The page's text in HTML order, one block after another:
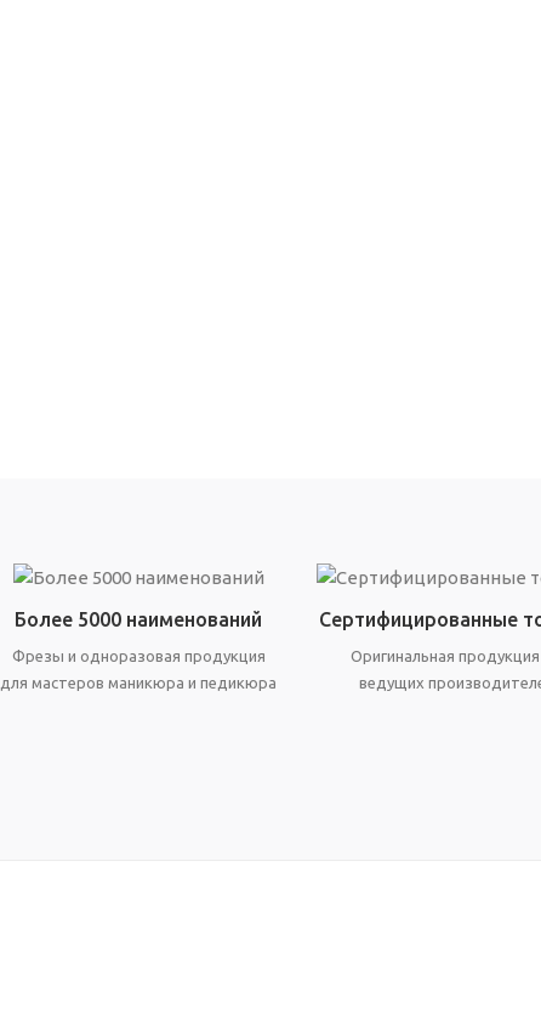
Более 5000 наименований
Фрезы и одноразовая продукция
для мастеров маникюра и педикюра
Сертифицированные
Оригинальная
ведущих